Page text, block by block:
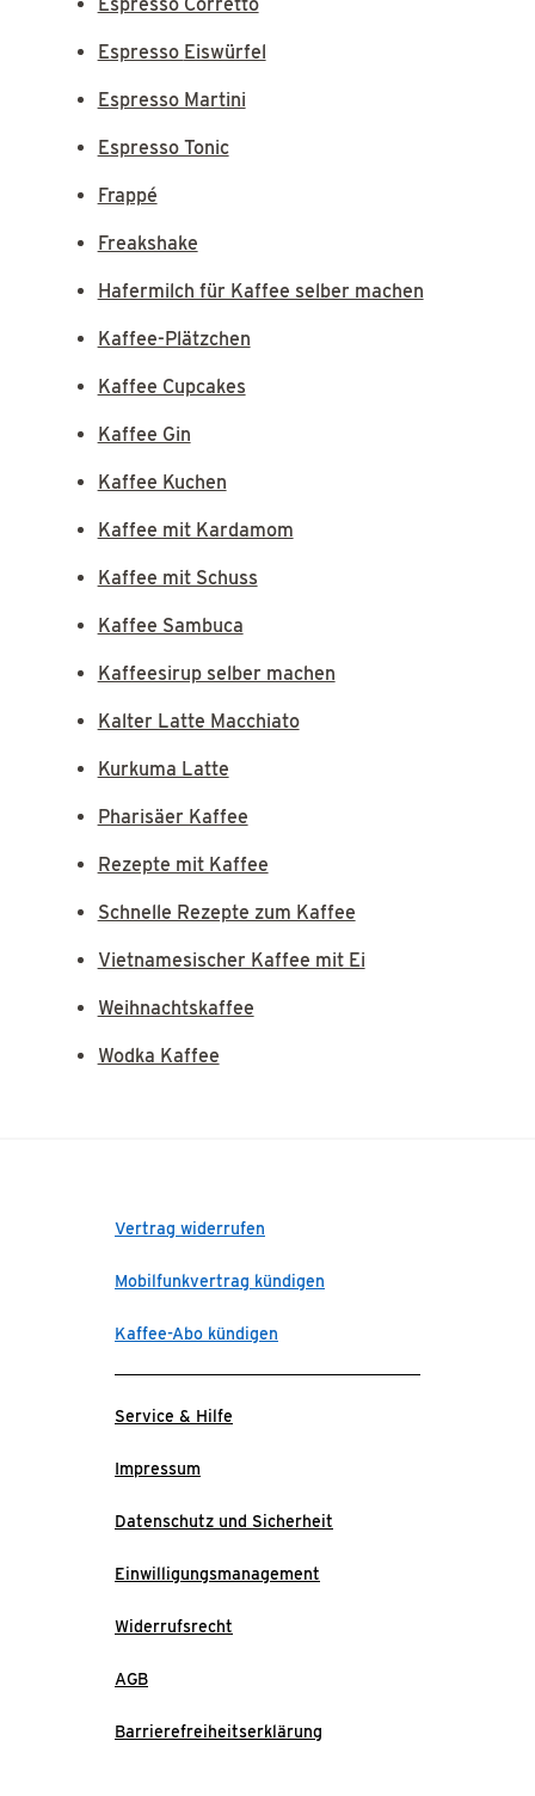
Espresso Eiswürfel
Espresso Martini
Espresso Tonic
Frappé
Freakshake
Hafermilch für Kaffee selber machen
Kaffee-Plätzchen
Kaffee Cupcakes
Kaffee Gin
Kaffee Kuchen
Kaffee mit Kardamom
Kaffee mit Schuss
Kaffee Sambuca
Kaffeesirup selber machen
Kalter Latte Macchiato
Kurkuma Latte
Pharisäer Kaffee
Rezepte mit Kaffee
Schnelle Rezepte zum Kaffee
Vietnamesischer Kaffee mit Ei
Weihnachtskaffee
Wodka Kaffee
Vertrag widerrufen
Mobilfunkvertrag kündigen
Kaffee-Abo kündigen
Service & Hilfe
Impressum
Datenschutz und Sicherheit
Einwilligungsmanagement
Widerrufsrecht
AGB
Barrierefreiheitserklärung